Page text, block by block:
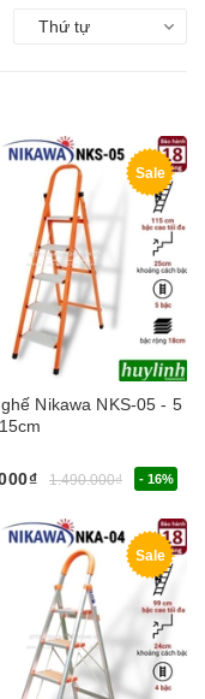
Thứ tự
Sale
Nikawa NKS-05 - 5
1.490.000₫ - 16%
Sale